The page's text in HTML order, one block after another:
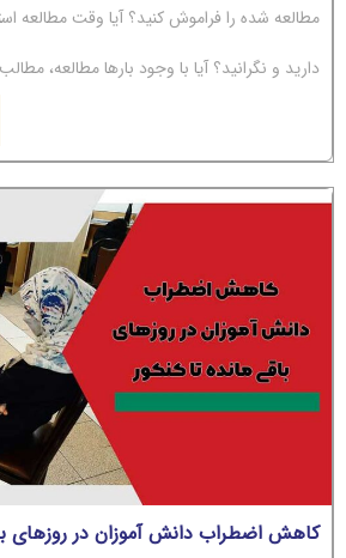
مطالعه شده را فراموش کنید؟ آیا وقت مطالعه
دارید و نگرانید؟ آیا با وجود بارها مطالعه،
می‌شوند؟ اگر جواب‌تان مثبت است، باید بگوییم
کاهش اضطراب دانش آموزان در روزهای